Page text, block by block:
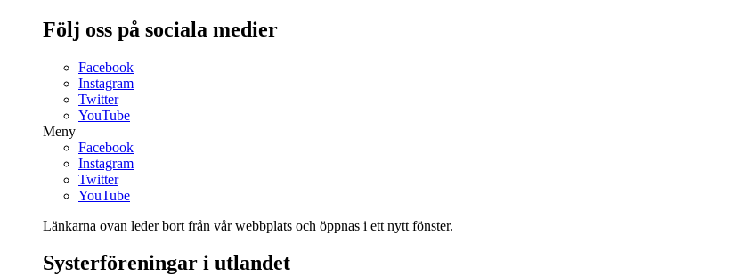
Följ oss på sociala medier
Facebook
Instagram
Twitter
YouTube
Meny
Facebook
Instagram
Twitter
YouTube
Länkarna ovan leder bort från vår webbplats och öppnas i ett nytt fönster.
Systerföreningar i utlandet